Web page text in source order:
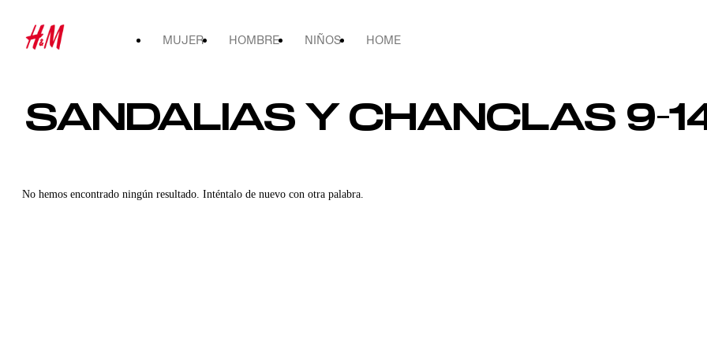
MUJER HOMBRE NIÑOS HOME
SANDALIAS Y CHANCLAS 9-
No hemos encontrado ningún resultado. Inténtalo de nuevo con otra palabra.